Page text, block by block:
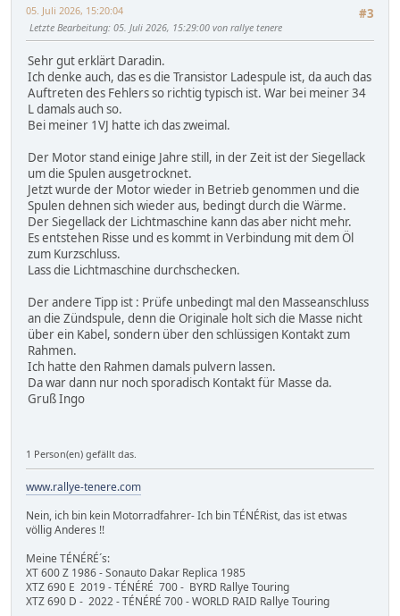
#3
05. Juli 2026, 15:20:04
Letzte Bearbeitung: 05. Juli 2026, 15:29:00 von rallye tenere
Sehr gut erklärt Daradin.
Ich denke auch, das es die Transistor Ladespule ist, da auch das
Auftreten des Fehlers so richtig typisch ist. War bei meiner 34
L damals auch so.
Bei meiner 1VJ hatte ich das zweimal.
Der Motor stand einige Jahre still, in der Zeit ist der Siegellack
um die Spulen ausgetrocknet.
Jetzt wurde der Motor wieder in Betrieb genommen und die
Spulen dehnen sich wieder aus, bedingt durch die Wärme.
Der Siegellack der Lichtmaschine kann das aber nicht mehr.
Es entstehen Risse und es kommt in Verbindung mit dem Öl
zum Kurzschluss.
Lass die Lichtmaschine durchschecken.
Der andere Tipp ist : Prüfe unbedingt mal den Masseanschluss
an die Zündspule, denn die Originale holt sich die Masse nicht
über ein Kabel, sondern über den schlüssigen Kontakt zum
Rahmen.
Ich hatte den Rahmen damals pulvern lassen.
Da war dann nur noch sporadisch Kontakt für Masse da.
Gruß Ingo
1 Person(en) gefällt das.
www.rallye-tenere.com
Nein, ich bin kein Motorradfahrer- Ich bin TÉNÉRist, das ist etwas
völlig Anderes !!
Meine TÉNÉRÉ´s:
XT 600 Z 1986 - Sonauto Dakar Replica 1985
XTZ 690 E 2019 - TÉNÉRÉ 700 - BYRD Rallye Touring
XTZ 690 D - 2022 - TÉNÉRÉ 700 - WORLD RAID Rallye Touring